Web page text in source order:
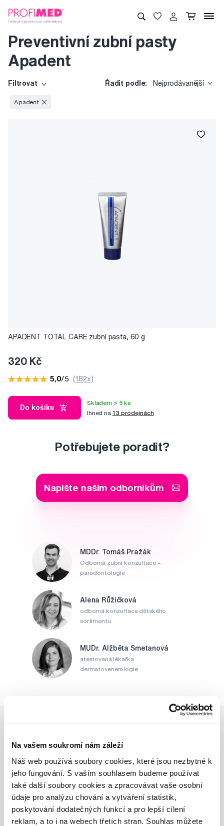
Na vašem soukromí nám záleží
Náš web používá soubory cookies, které jsou nezbytné k
jeho fungování. S vaším souhlasem budeme používat
také další soubory cookies a zpracovávat vaše osobní
údaje pro analýzu chování a vytváření statistik,
poskytování dodatečných funkcí a pro lepší cílení
reklam, a to i na webech třetích stran. Souhlas můžete
Preventivní zubní pasty
Apadent
Filtrovat Řadit podle: Nejprodávanější
Apadent
APADENT TOTAL CARE zubní pasta, 60 g
320 Kč
5,0/5 (182x)
Do košíku
Skladem > 5 ks
Ihned na 13 prodejnách
Potřebujete poradit?
Napište našim odborníkům
MDDr. Tomáš Pražák
Odborná zubní konzultace –
parodontologie
Alena Růžičková
odborná konzultace dětského
sortimentu
MUDr. Alžběta Smetanová
atestovaná lékařka
dermatovenerologie
Novinky a nabídky
Odebírat